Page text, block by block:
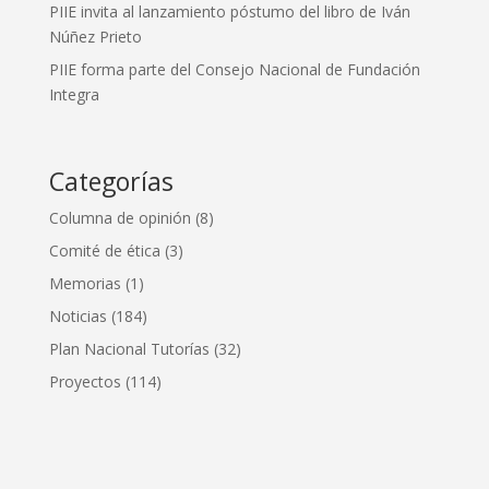
PIIE invita al lanzamiento póstumo del libro de Iván
Núñez Prieto
PIIE forma parte del Consejo Nacional de Fundación
Integra
Categorías
Columna de opinión (8)
Comité de ética (3)
Memorias (1)
Noticias (184)
Plan Nacional Tutorías (32)
Proyectos (114)